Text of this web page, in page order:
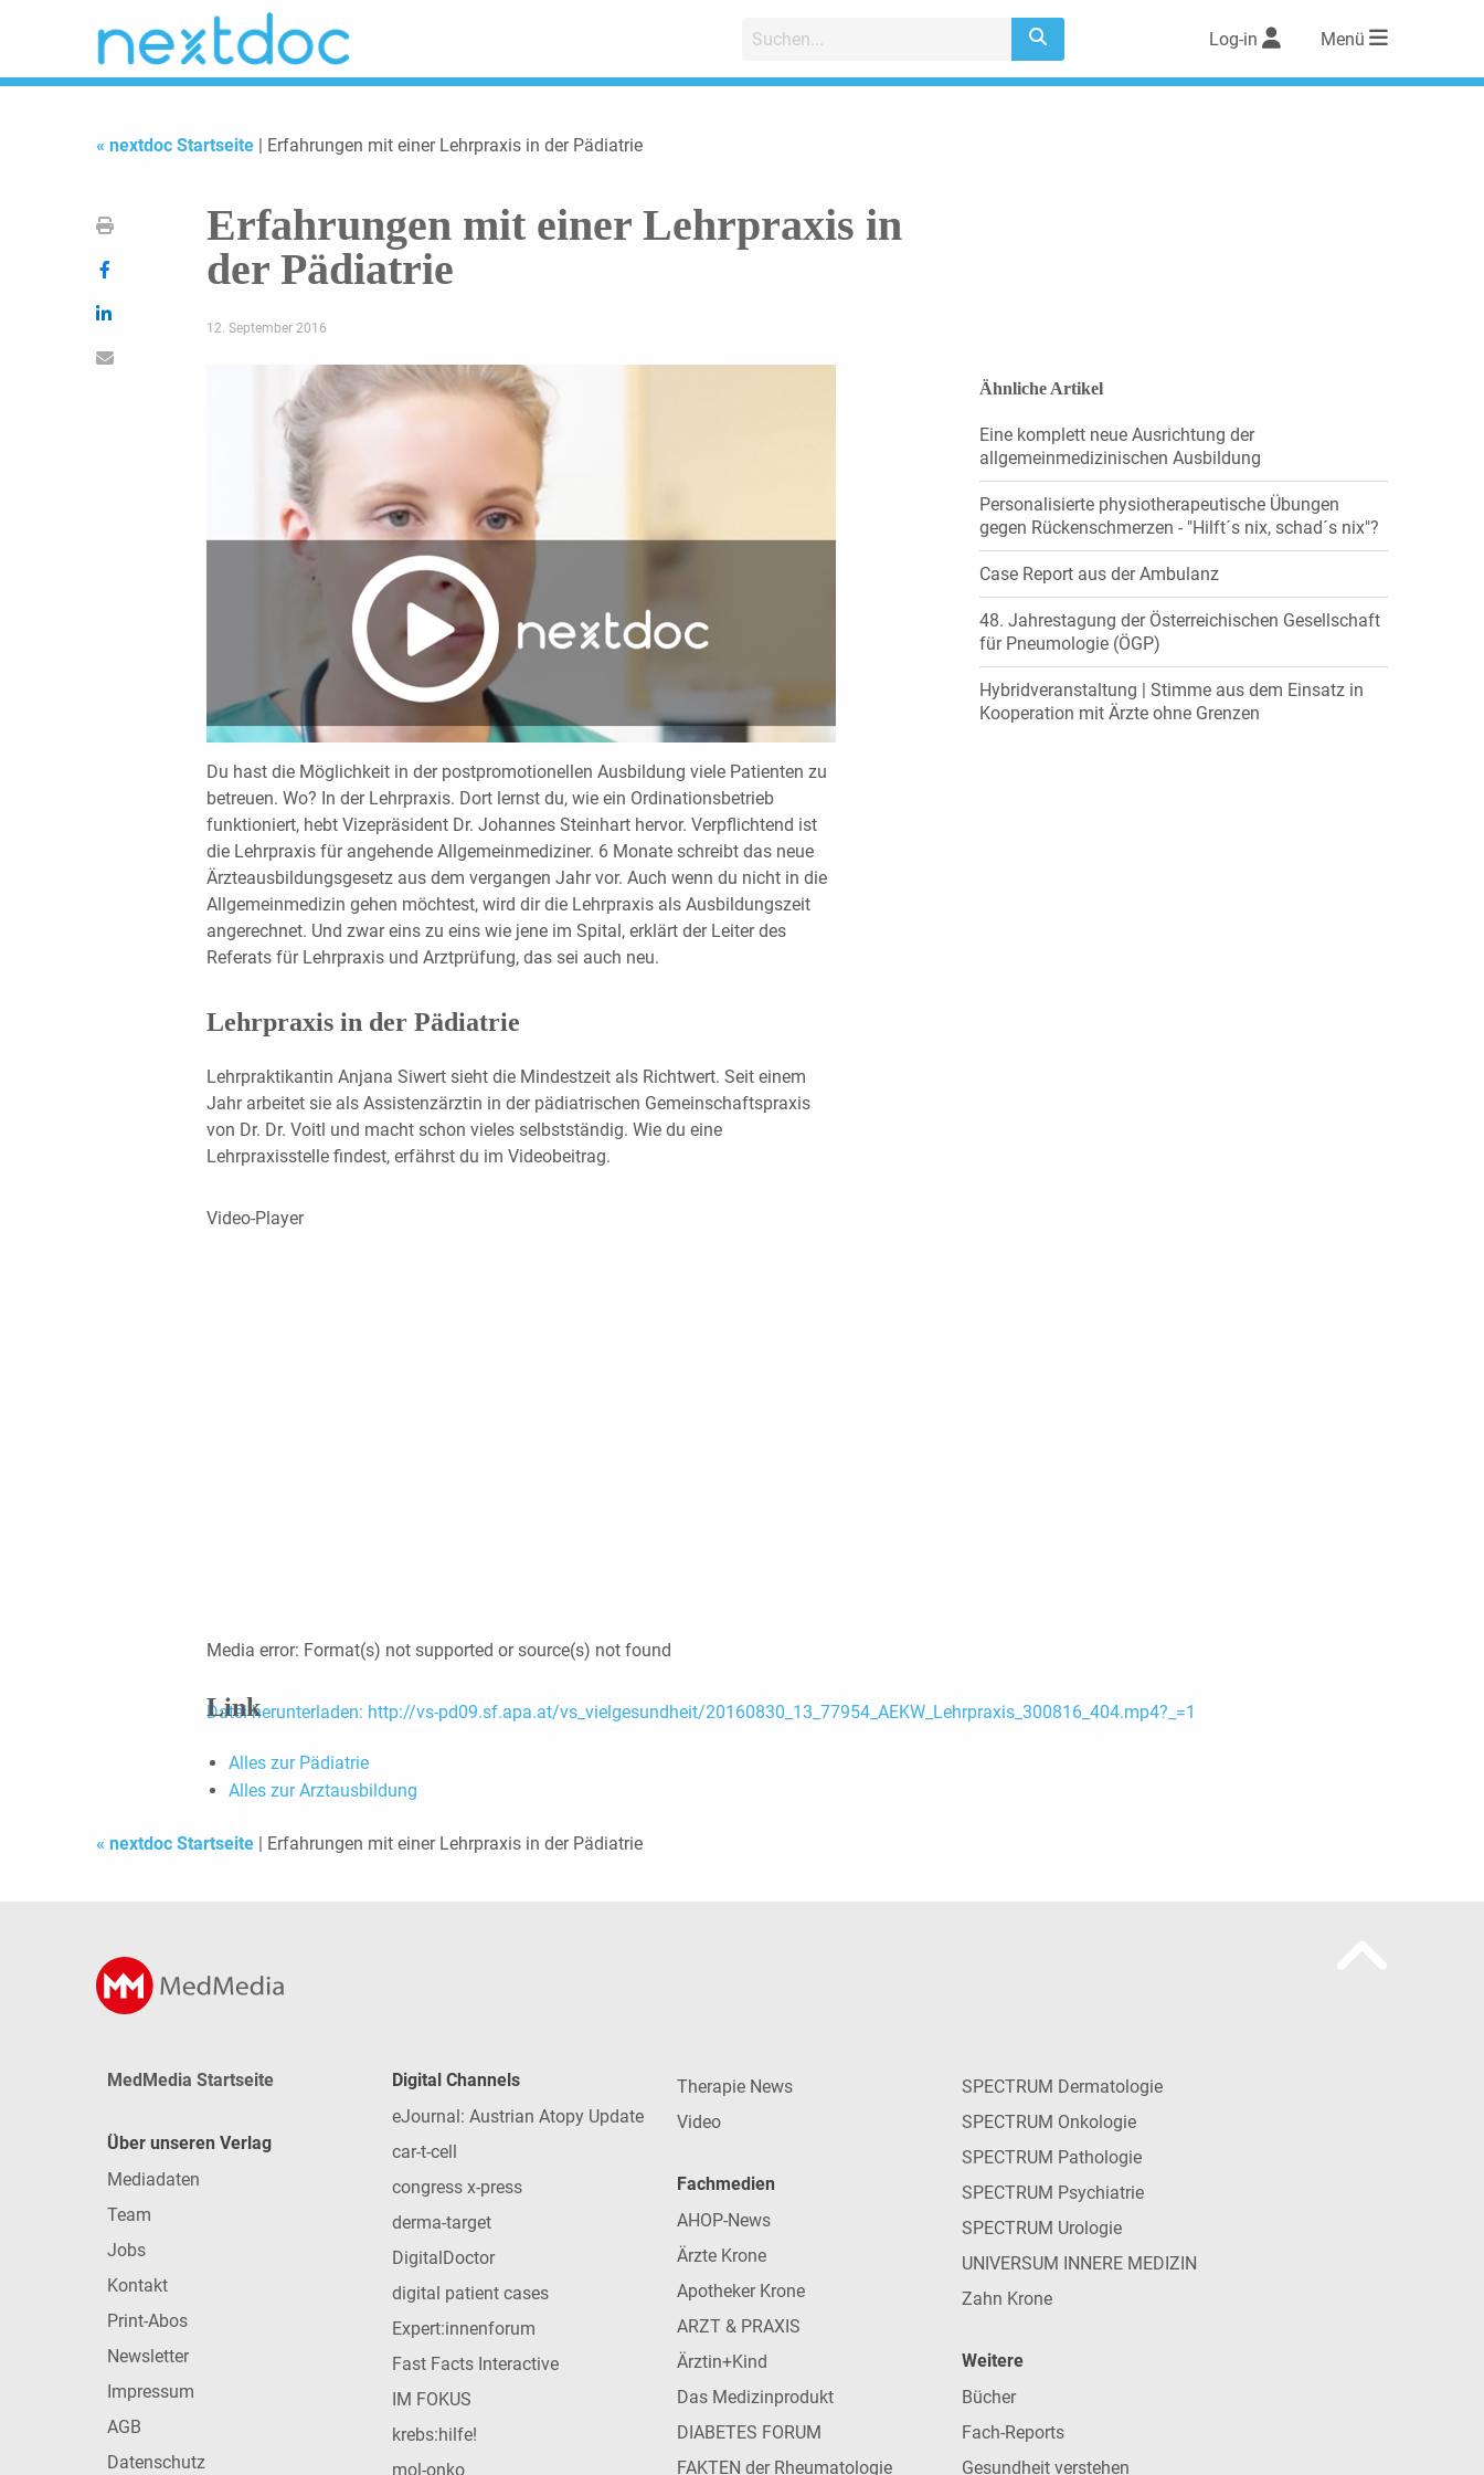
Log-in Menü
« nextdoc Startseite | Erfahrungen mit einer Lehrpraxis in der Pädiatrie
Erfahrungen mit einer Lehrpraxis in
der Pädiatrie
12. September 2016
Du hast die Möglichkeit in der postpromotionellen Ausbildung viele Patienten zu
betreuen. Wo? In der Lehrpraxis. Dort lernst du, wie ein Ordinationsbetrieb
funktioniert, hebt Vizepräsident Dr. Johannes Steinhart hervor. Verpflichtend ist
die Lehrpraxis für angehende Allgemeinmediziner. 6 Monate schreibt das neue
Ärzteausbildungsgesetz aus dem vergangen Jahr vor. Auch wenn du nicht in die
Allgemeinmedizin gehen möchtest, wird dir die Lehrpraxis als Ausbildungszeit
angerechnet. Und zwar eins zu eins wie jene im Spital, erklärt der Leiter des
Referats für Lehrpraxis und Arztprüfung, das sei auch neu.
Lehrpraxis in der Pädiatrie
Lehrpraktikantin Anjana Siwert sieht die Mindestzeit als Richtwert. Seit einem
Jahr arbeitet sie als Assistenzärztin in der pädiatrischen Gemeinschaftspraxis
von Dr. Dr. Voitl und macht schon vieles selbstständig. Wie du eine
Lehrpraxisstelle findest, erfährst du im Videobeitrag.
Video-Player
Media error: Format(s) not supported or source(s) not found
Datei herunterladen: http://vs-pd09.sf.apa.at/vs_vielgesundheit/20160830_13_77954_AEKW_Lehrpraxis_300816_404.mp4?_=1
00:00
Pfeiltasten Hoch/Runter benutzen, um die Lautstärke zu regeln.
Link
Alles zur Pädiatrie
Alles zur Arztausbildung
Ähnliche Artikel
Eine komplett neue Ausrichtung der
allgemeinmedizinischen Ausbildung
Personalisierte physiotherapeutische Übungen
gegen Rückenschmerzen - "Hilft´s nix, schad´s nix"?
Case Report aus der Ambulanz
48. Jahrestagung der Österreichischen Gesellschaft
für Pneumologie (ÖGP)
Hybridveranstaltung | Stimme aus dem Einsatz in
Kooperation mit Ärzte ohne Grenzen
« nextdoc Startseite | Erfahrungen mit einer Lehrpraxis in der Pädiatrie
MedMedia Startseite
Über unseren Verlag
Mediadaten
Team
Jobs
Kontakt
Print-Abos
Newsletter
Impressum
AGB
Datenschutz
Digital Channels
eJournal: Austrian Atopy Update
car-t-cell
congress x-press
derma-target
DigitalDoctor
digital patient cases
Expert:innenforum
Fast Facts Interactive
IM FOKUS
krebs:hilfe!
mol-onko
Therapie News
Video
Fachmedien
AHOP-News
Ärzte Krone
Apotheker Krone
ARZT & PRAXIS
Ärztin+Kind
Das Medizinprodukt
DIABETES FORUM
FAKTEN der Rheumatologie
SPECTRUM Dermatologie
SPECTRUM Onkologie
SPECTRUM Pathologie
SPECTRUM Psychiatrie
SPECTRUM Urologie
UNIVERSUM INNERE MEDIZIN
Zahn Krone
Weitere
Bücher
Fach-Reports
Gesundheit verstehen